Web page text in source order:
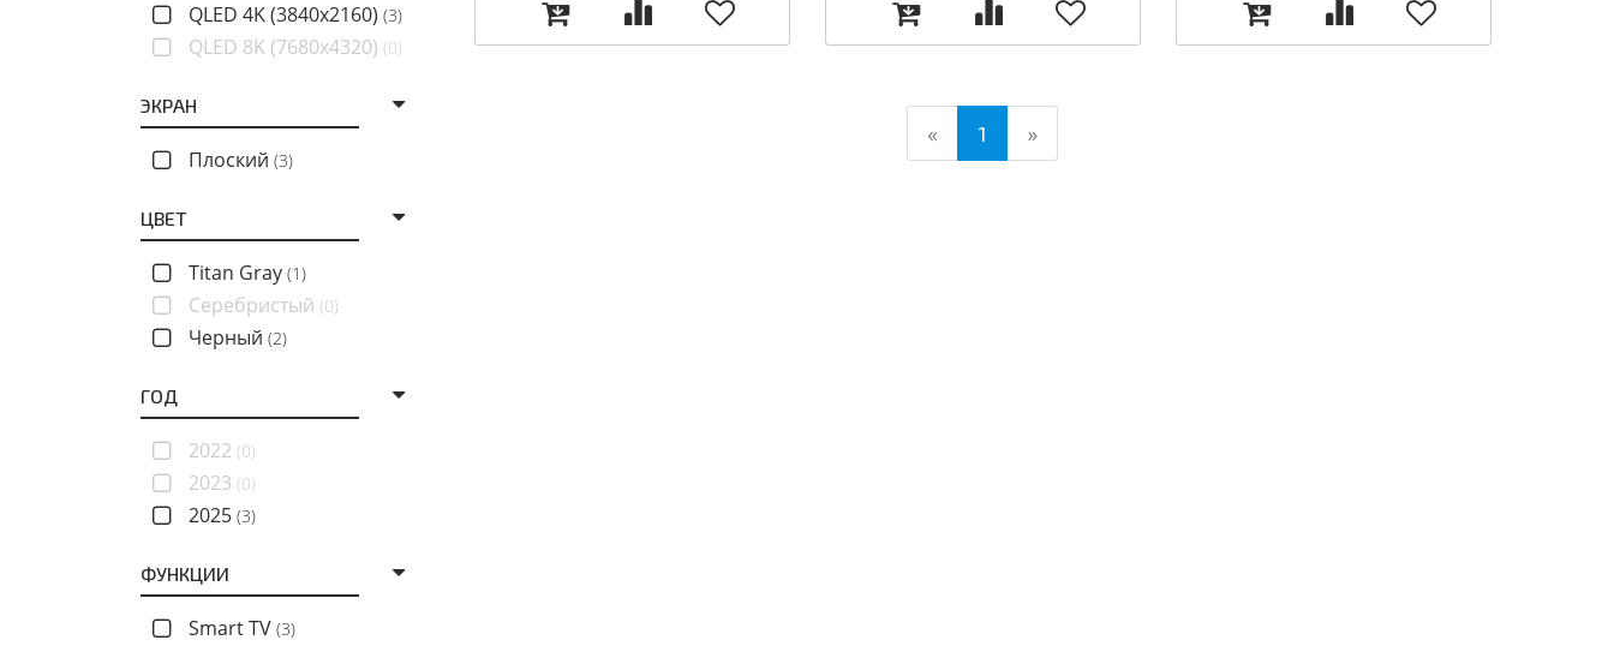
QLED 4K (3840x2160) (3)
QLED 8K (7680x4320) (0)
ЭКРАН
Плоский (3)
ЦВЕТ
Titan Gray (1)
Серебристый (0)
Черный (2)
ГОД
2022 (0)
2023 (0)
2025 (3)
ФУНКЦИИ
Smart TV (3)
« 1 (current)
»